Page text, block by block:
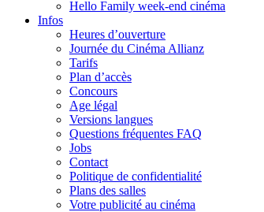
Hello Family week-end cinéma
Infos
Heures d’ouverture
Journée du Cinéma Allianz
Tarifs
Plan d’accès
Concours
Age légal
Versions langues
Questions fréquentes FAQ
Jobs
Contact
Politique de confidentialité
Plans des salles
Votre publicité au cinéma